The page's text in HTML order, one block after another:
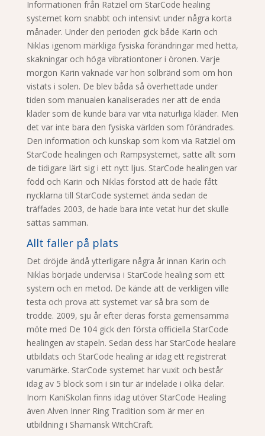
Informationen från Ratziel om StarCode healing
systemet kom snabbt och intensivt under några korta
månader. Under den perioden gick både Karin och
Niklas igenom märkliga fysiska förändringar med hetta,
skakningar och höga vibrationtoner i öronen. Varje
morgon Karin vaknade var hon solbränd som om hon
vistats i solen. De blev båda så överhettade under
tiden som manualen kanaliserades ner att de enda
kläder som de kunde bära var vita naturliga kläder. Men
det var inte bara den fysiska världen som förändrades.
Den information och kunskap som kom via Ratziel om
StarCode healingen och Rampsystemet, satte allt som
de tidigare lärt sig i ett nytt ljus. StarCode healingen var
född och Karin och Niklas förstod att de hade fått
nycklarna till StarCode systemet ända sedan de
träffades 2003, de hade bara inte vetat hur det skulle
sättas samman.
Allt faller på plats
Det dröjde ändå ytterligare några år innan Karin och
Niklas började undervisa i StarCode healing som ett
system och en metod. De kände att de verkligen ville
testa och prova att systemet var så bra som de
trodde. 2009, sju år efter deras första gemensamma
möte med De 104 gick den första officiella StarCode
healingen av stapeln. Sedan dess har StarCode healare
utbildats och StarCode healing är idag ett registrerat
varumärke. StarCode systemet har vuxit och består
idag av 5 block som i sin tur är indelade i olika delar.
Inom KaniSkolan finns idag utöver StarCode Healing
även Alven Inner Ring Tradition som är mer en
utbildning i Shamansk WitchCraft.